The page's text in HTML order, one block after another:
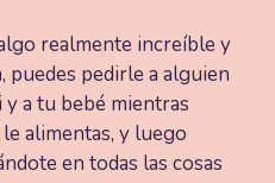
realmente increíble y
puedes pedirle a alguien
a tu bebé mientras
alimentas, y luego
en todas las cosas